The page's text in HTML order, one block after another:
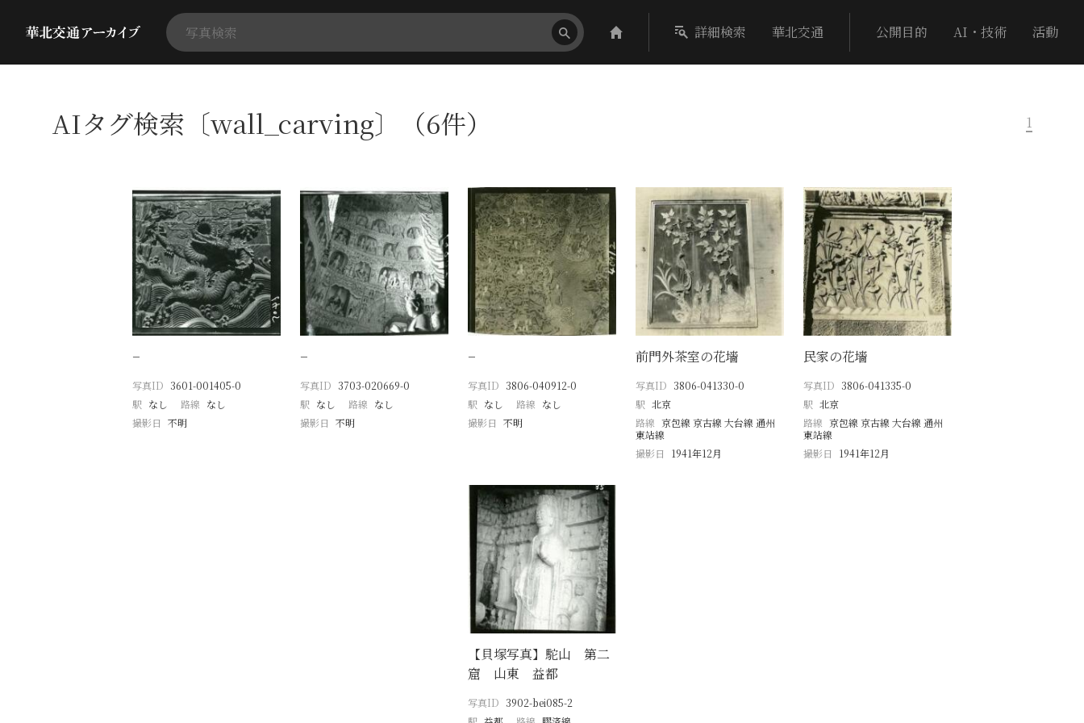
詳細検索 華北交通 公開目的 AI・技術 活動
AIタグ検索〔wall_carving〕（6件） 1
−
写真ID 3601-001405-0
駅 なし 路線 なし
撮影日 不明
−
写真ID 3703-020669-0
駅 なし 路線 なし
撮影日 不明
−
写真ID 3806-040912-0
駅 なし 路線 なし
撮影日 不明
前門外茶室の花墻
写真ID 3806-041330-0
駅 北京
路線 京包線 京古線 大台線 通州
東站線
撮影日
1941年12月
民家の花墻
写真ID 3806-041335-0
駅 北京
路線 京包線 京古線 大台線 通州
東站線
撮影日
1941年12月
【貝塚写真】駝山 第二
窟 山東 益都
写真ID 3902-bei085-2